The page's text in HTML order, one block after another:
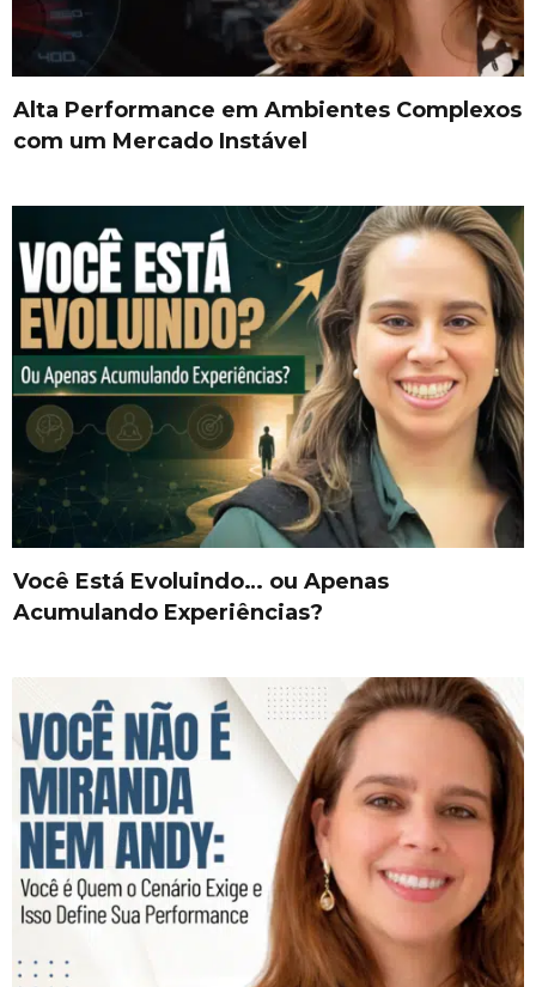
Alta Performance em Ambientes Complexos
com um Mercado Instável
Você Está Evoluindo… ou Apenas
Acumulando Experiências?